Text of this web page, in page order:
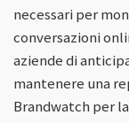
necessari per
conversazioni
aziende di
mantenere una
Brandwatch per